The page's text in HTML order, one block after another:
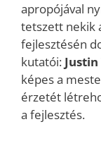
apropójával
tetszett nekik
fejlesztésén
kutatói:
képes a
érzetét
a fejlesztés.